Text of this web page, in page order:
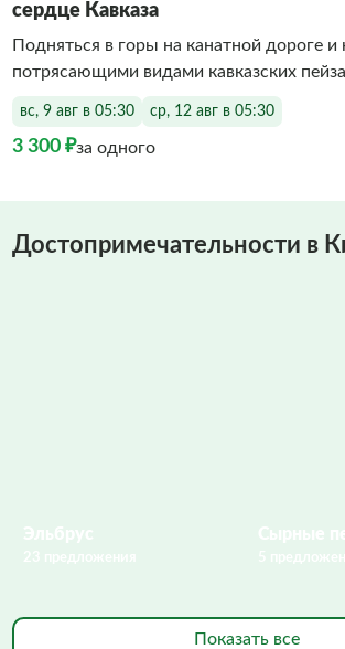
сердце Кавказа
Подняться в горы на канатной дороге и
потрясающими видами кавказских
вс, 9 авг в 05:30 ср, 12 авг в 05:30
3 300 ₽за одного
Достопримечательности в
Показать все